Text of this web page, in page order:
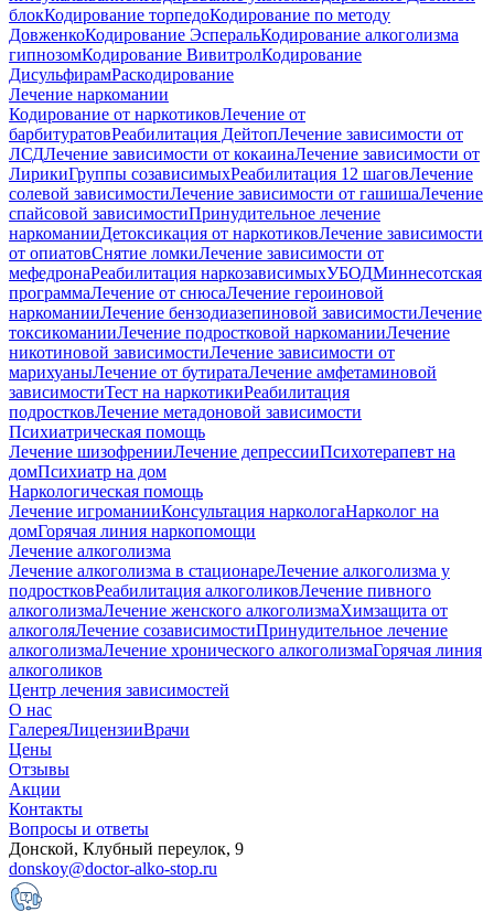
блокКодирование торпедоКодирование по методу
ДовженкоКодирование ЭсперальКодирование алкоголизма
гипнозомКодирование ВивитролКодирование
ДисульфирамРаскодирование
Лечение наркомании
Кодирование от наркотиковЛечение от
барбитуратовРеабилитация ДейтопЛечение зависимости от
ЛСДЛечение зависимости от кокаинаЛечение зависимости от
ЛирикиГруппы созависимыхРеабилитация 12 шаговЛечение
солевой зависимостиЛечение зависимости от гашишаЛечение
спайсовой зависимостиПринудительное лечение
наркоманииДетоксикация от наркотиковЛечение зависимости
от опиатовСнятие ломкиЛечение зависимости от
мефедронаРеабилитация наркозависимыхУБОДМиннесотская
программаЛечение от снюсаЛечение героиновой
наркоманииЛечение бензодиазепиновой зависимостиЛечение
токсикоманииЛечение подростковой наркоманииЛечение
никотиновой зависимостиЛечение зависимости от
марихуаныЛечение от бутиратаЛечение амфетаминовой
зависимостиТест на наркотикиРеабилитация
подростковЛечение метадоновой зависимости
Психиатрическая помощь
Лечение шизофренииЛечение депрессииПсихотерапевт на
домПсихиатр на дом
Наркологическая помощь
Лечение игроманииКонсультация наркологаНарколог на
домГорячая линия наркопомощи
Лечение алкоголизма
Лечение алкоголизма в стационареЛечение алкоголизма у
подростковРеабилитация алкоголиковЛечение пивного
алкоголизмаЛечение женского алкоголизмаХимзащита от
алкоголяЛечение созависимостиПринудительное лечение
алкоголизмаЛечение хронического алкоголизмаГорячая линия
алкоголиков
Центр лечения зависимостей
О нас
ГалереяЛицензииВрачи
Цены
Отзывы
Акции
Контакты
Вопросы и ответы
Донской, Клубный переулок, 9
donskoy@doctor-alko-stop.ru